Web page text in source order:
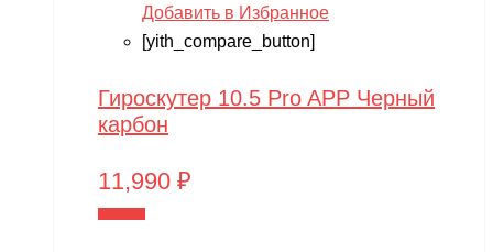
Добавить в Избранное
[yith_compare_button]
Гироскутер 10.5 Pro APP Черный
карбон
11,990 ₽